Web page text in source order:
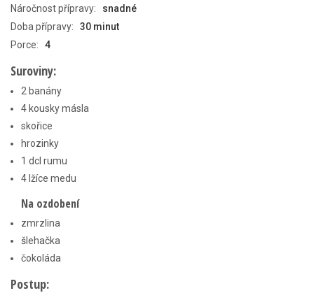
Náročnost přípravy:
snadné
Doba přípravy:
30 minut
Porce:
4
Suroviny:
2 banány
4 kousky másla
skořice
hrozinky
1 dcl rumu
4 lžíce medu
Na ozdobení
zmrzlina
šlehačka
čokoláda
Postup: